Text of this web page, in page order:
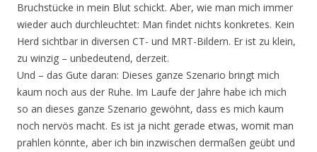
Bruchstücke in mein Blut schickt. Aber, wie man mich immer
wieder auch durchleuchtet: Man findet nichts konkretes. Kein
Herd sichtbar in diversen CT- und MRT-Bildern. Er ist zu klein,
zu winzig – unbedeutend, derzeit.
Und – das Gute daran: Dieses ganze Szenario bringt mich
kaum noch aus der Ruhe. Im Laufe der Jahre habe ich mich
so an dieses ganze Szenario gewöhnt, dass es mich kaum
noch nervös macht. Es ist ja nicht gerade etwas, womit man
prahlen könnte, aber ich bin inzwischen dermaßen geübt und